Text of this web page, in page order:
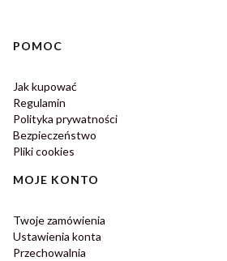
Linki w stopce
POMOC
Jak kupować
Regulamin
Polityka prywatności
Bezpieczeństwo
Pliki cookies
MOJE KONTO
Twoje zamówienia
Ustawienia konta
Przechowalnia